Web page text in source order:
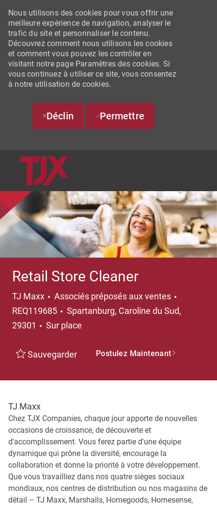
SKIP TO MAIN CONTENT
Nous utilisons des cookies pour vous offrir une
meilleure expérience de navigation, analyser le
trafic du site et personnaliser le contenu.
Découvrez comment nous utilisons les cookies
et comment vous pouvez les contrôler en
visitant notre page Paramètres des cookies. Si
vous continuez à utiliser ce site, vous consentez
à notre utilisation de cookies.
Déclin Permettre
Retail Store Cleaner
TJ Maxx Catégorie
Associés préposés aux ventes
REQ119685
Emplacement
Spartanburg, Caroline du Sud,
29301
Sur place
Sauvegarder Postulez Maintenant
TJ Maxx
Chez TJX Companies, chaque jour apporte de nouvelles
occasions de croissance, de découverte et
d'accomplissement. Vous ferez partie d'une équipe
dynamique qui prône la diversité, encourage la
collaboration et donne la priorité à votre développement.
Que vous travailliez dans nos quatre sièges sociaux
mondiaux, nos centres de distribution ou nos magasins de
détail – TJ Maxx, Marshalls, Homegoods, Homesense,